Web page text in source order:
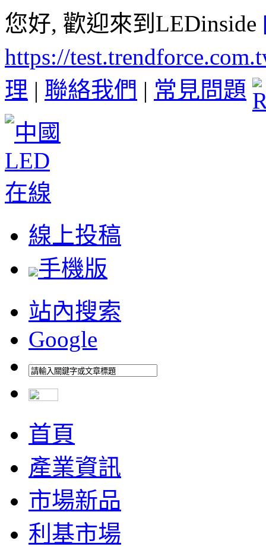
您好, 歡迎來到LEDinside
https://
理 | 聯絡我們 | 常見問題
線上投稿
手機版
站內搜索
Google
首頁
產業資訊
市場新品
利基市場